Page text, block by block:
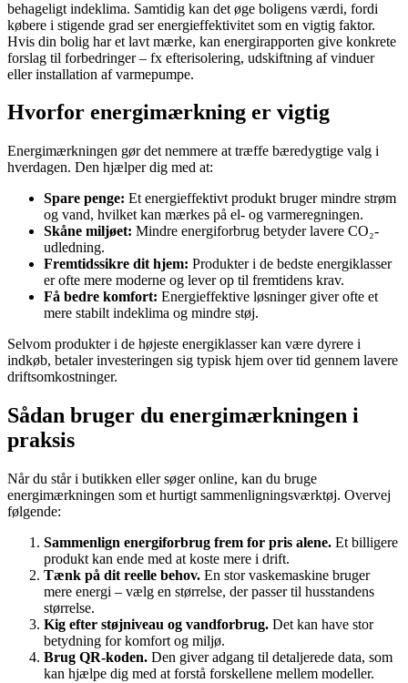
behageligt indeklima. Samtidig kan det øge boligens værdi, fordi
købere i stigende grad ser energieffektivitet som en vigtig faktor.
Hvis din bolig har et lavt mærke, kan energirapporten give konkrete
forslag til forbedringer – fx efterisolering, udskiftning af vinduer
eller installation af varmepumpe.
Hvorfor energimærkning er vigtig
Energimærkningen gør det nemmere at træffe bæredygtige valg i
hverdagen. Den hjælper dig med at:
Spare penge: Et energieffektivt produkt bruger mindre strøm
og vand, hvilket kan mærkes på el- og varmeregningen.
Skåne miljøet: Mindre energiforbrug betyder lavere CO₂-
udledning.
Fremtidssikre dit hjem: Produkter i de bedste energiklasser
er ofte mere moderne og lever op til fremtidens krav.
Få bedre komfort: Energieffektive løsninger giver ofte et
mere stabilt indeklima og mindre støj.
Selvom produkter i de højeste energiklasser kan være dyrere i
indkøb, betaler investeringen sig typisk hjem over tid gennem lavere
driftsomkostninger.
Sådan bruger du energimærkningen i
praksis
Når du står i butikken eller søger online, kan du bruge
energimærkningen som et hurtigt sammenligningsværktøj. Overvej
følgende:
Sammenlign energiforbrug frem for pris alene. Et billigere
produkt kan ende med at koste mere i drift.
Tænk på dit reelle behov. En stor vaskemaskine bruger
mere energi – vælg en størrelse, der passer til husstandens
størrelse.
Kig efter støjniveau og vandforbrug. Det kan have stor
betydning for komfort og miljø.
Brug QR-koden. Den giver adgang til detaljerede data, som
kan hjælpe dig med at forstå forskellene mellem modeller.